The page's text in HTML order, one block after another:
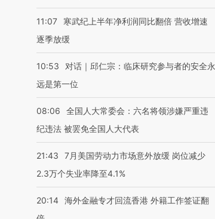
11:07
寒武纪上半年净利润同比翻倍 营收增速
逐季放缓
10:53
对话｜邱仁宗：临床研究参与者的安全永
远是第一位
08:06
全国人大常委会：六名将领涉嫌严重违
纪违法 被罢免全国人大代表
21:43
7月美国劳动力市场意外放缓 岗位减少
2.3万个失业率降至4.1%
20:14 海外金融专才回流香港 外籍工作签证翻